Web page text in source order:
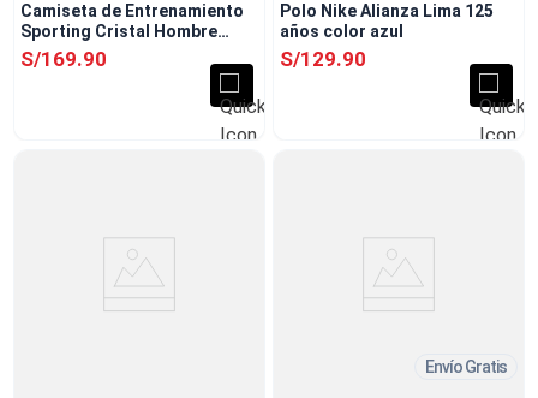
Camiseta de Entrenamiento
Sporting Cristal Hombre
Puma Negro
S/169.90
Polo Nike Alianza Lima 125
años color azul
S/129.90
Envío Gratis